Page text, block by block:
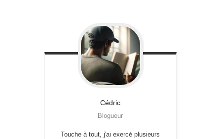
Cédric
Blogueur
Touche à tout, j'ai exercé plusieurs